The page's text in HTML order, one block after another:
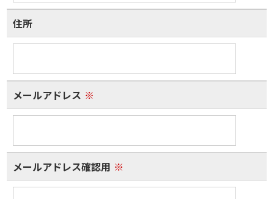
住所
メールアドレス ※
メールアドレス確認用 ※